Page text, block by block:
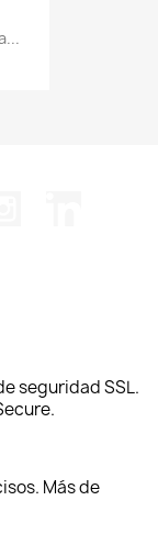
seguridad SSL.
Más de